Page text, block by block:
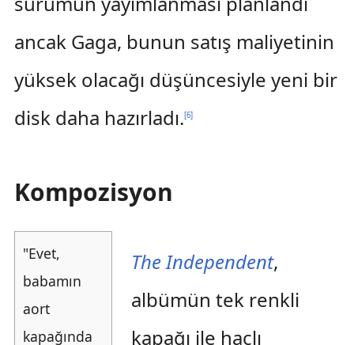
ancak Gaga, bunun satış maliyetinin
yüksek olacağı düşüncesiyle yeni bir
disk daha hazırladı.[6]
Kompozisyon
"Evet,
babamın
aort
kapağında
The Independent,
albümün tek renkli
kapağı ile haçlı